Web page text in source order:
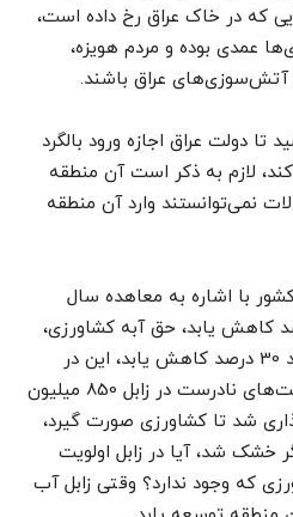
که در خاک عراق رخ داده است،
عمدی بوده و مردم هویزه،
آتش‌سوزی‌های عراق باشند.
روز طول کشید تا دولت عراق اجازه ورود بالگرد
لازم به ذکر است آن منطقه
نمی‌توانستند وارد آن منطقه
با اشاره به معاهده سال
اگر بارش 30 درصد کاهش یابد، حق آبه کشاورزی،
محیط زیست و شهری نیز باید 30 درصد کاهش یابد، این در
حالی است که به علت سیاست‌های نادرست در زابل 850 میلیون
شد تا کشاورزی صورت گیرد،
شد، آیا در زابل اولویت
که وجود ندارد؟ وقتی زابل آب